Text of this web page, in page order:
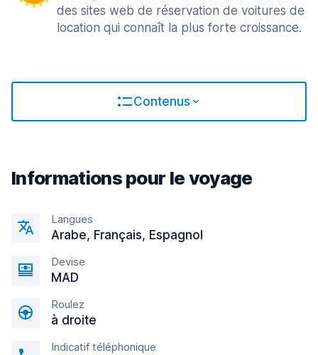
des sites web de réservation de voitures de
location qui connaît la plus forte croissance.
Contenus
Informations pour le voyage
Langues
Arabe, Français, Espagnol
Devise
MAD
Roulez
à droite
Indicatif téléphonique